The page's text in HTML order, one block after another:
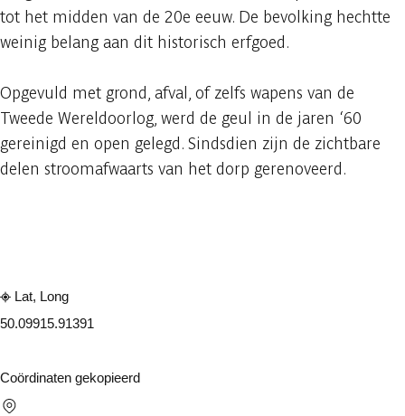
tot het midden van de 20e eeuw. De bevolking hechtte
weinig belang aan dit historisch erfgoed.
Opgevuld met grond, afval, of zelfs wapens van de
Tweede Wereldoorlog, werd de geul in de jaren ‘60
gereinigd en open gelegd. Sindsdien zijn de zichtbare
delen stroomafwaarts van het dorp gerenoveerd.
Lat, Long
50.09915.91391
Coördinaten gekopieerd